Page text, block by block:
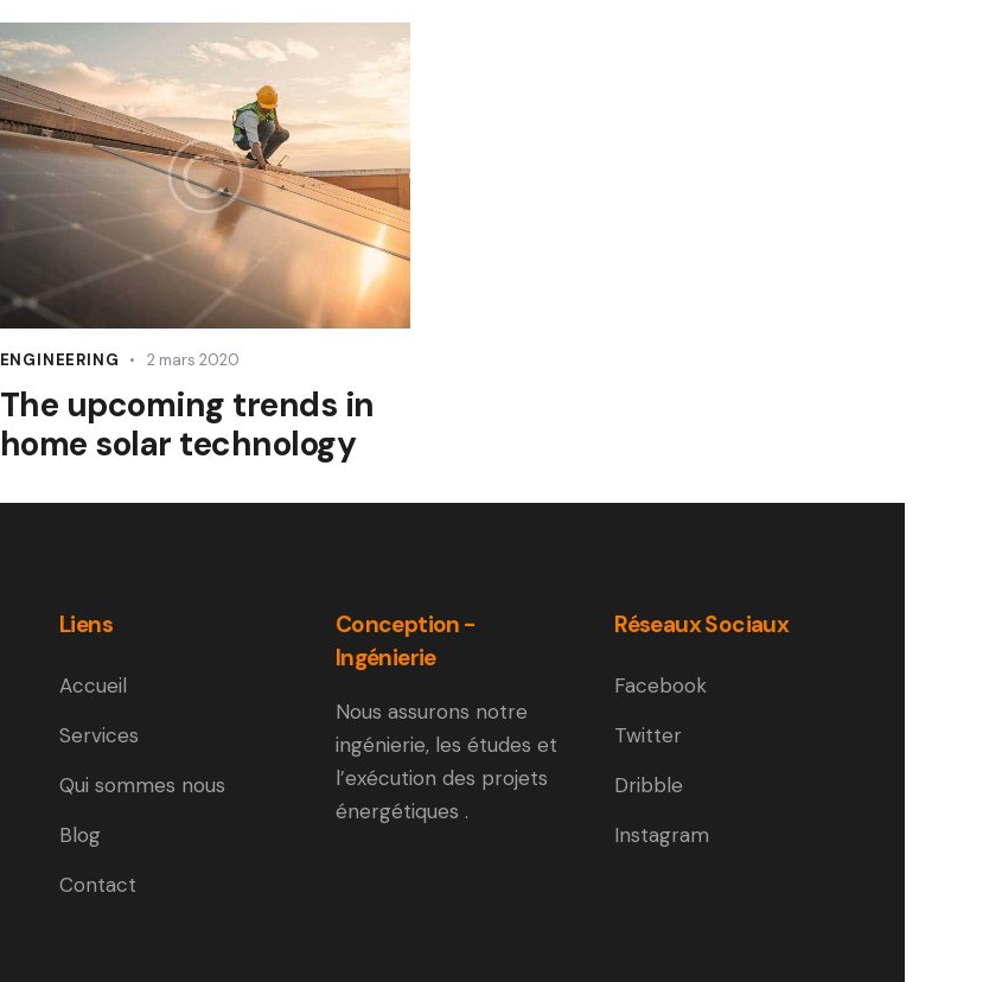
ENGINEERING 2 mars 2020
The upcoming trends in
home solar technology
Liens
Accueil
Services
Qui sommes nous
Blog
Contact
Conception -
Ingénierie
Nous assurons notre
ingénierie, les études et
l’exécution des projets
énergétiques .
Réseaux Sociaux
Facebook
Twitter
Dribble
Instagram